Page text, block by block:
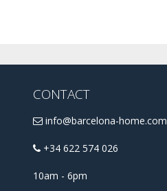
CONTACT
info@barcelona-home.com
+34 622 574 026
10am - 6pm